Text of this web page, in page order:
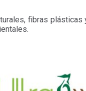
fibras plásticas